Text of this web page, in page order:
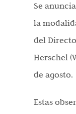
Se
la
del
Herschel
de agosto.
Estas